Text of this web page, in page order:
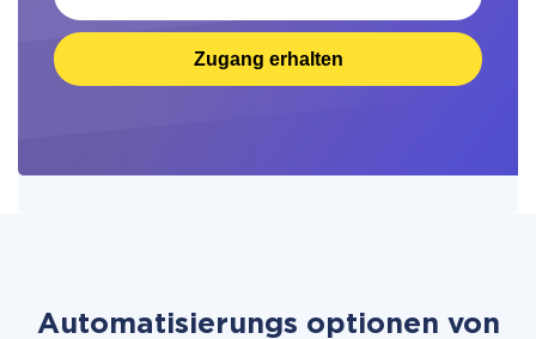
Zugang erhalten
Automatisierungs optionen von